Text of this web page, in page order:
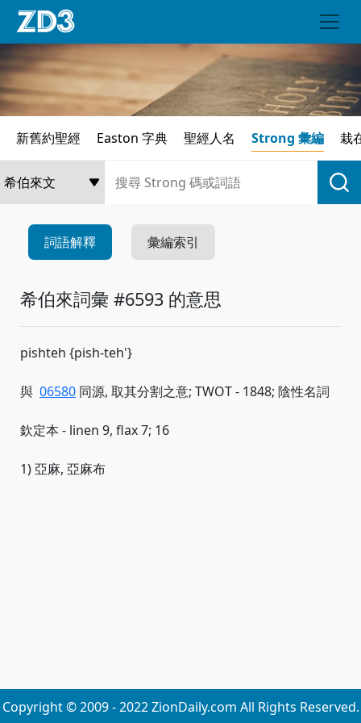
新舊約聖經 Easton 字典 聖經人名 Strong 彙編 栽
詞語解釋 彙編索引
希伯來詞彙 #6593 的意思
pishteh {pish-teh'}
與 06580 同源, 取其分割之意; TWOT - 1848; 陰性名詞
欽定本 - linen 9, flax 7; 16
1) 亞麻, 亞麻布
Copyright © 2009 - 2022 ZionDaily.com All Rights Reserved.